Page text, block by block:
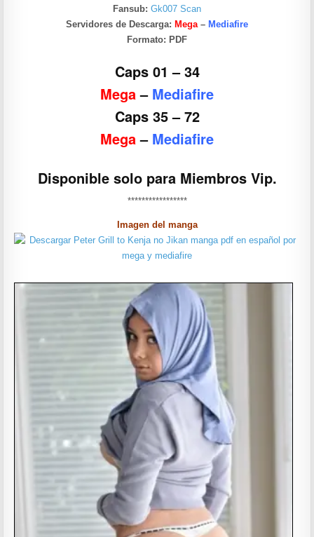
Fansub: Gk007 Scan
Servidores de Descarga: Mega– Mediafire
Formato: PDF
Caps 01 – 34
Mega– Mediafire
Caps 35 – 72
Mega– Mediafire
Disponible solo para Miembros Vip.
*****************
Imagen del manga